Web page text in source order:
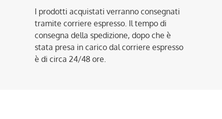
I prodotti acquistati verranno consegnati
tramite corriere espresso. Il tempo di
consegna della spedizione, dopo che è
stata presa in carico dal corriere espresso
è di circa 24/48 ore.